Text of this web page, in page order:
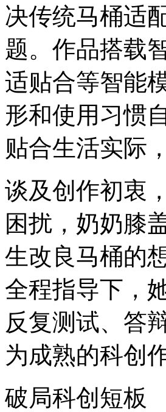
决传统马桶适
题。作品搭载
适贴合等智能
形和使用习惯
贴合生活实际
谈及创作初衷
困扰，奶奶膝
生改良马桶的
全程指导下，
反复测试、答
为成熟的科创
破局科创短板